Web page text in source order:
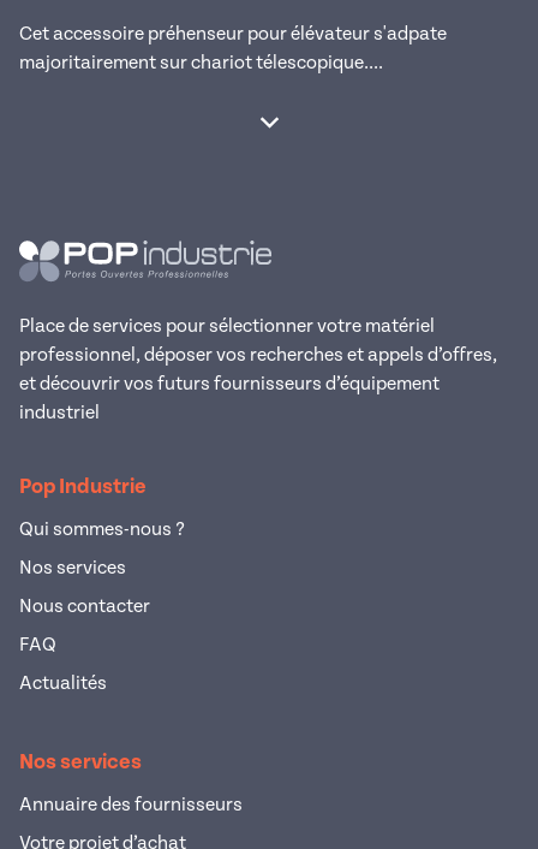
Cet accessoire préhenseur pour élévateur s'adpate
majoritairement sur chariot télescopique....
Afficher la suite
Place de services pour sélectionner votre matériel
professionnel, déposer vos recherches et appels d’offres,
et découvrir vos futurs fournisseurs d’équipement
industriel
Pop Industrie
Qui sommes-nous ?
Nos services
Nous contacter
FAQ
Actualités
Nos services
Annuaire des fournisseurs
Votre projet d’achat